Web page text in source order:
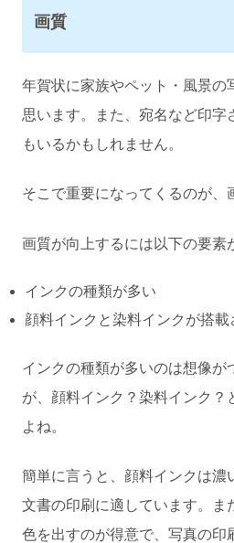
画質
年賀状に家族やペット・風景の
思います。また、宛名など印字
もいるかもしれません。
そこで重要になってくるのが、
画質が向上するには以下の要素
インクの種類が多い
顔料インクと染料インクが搭載
インクの種類が多いのは想像が
が、顔料インク？染料インク？
よね。
簡単に言うと、顔料インクは濃
文書の印刷に適しています。ま
色を出すのが得意で、写真の印